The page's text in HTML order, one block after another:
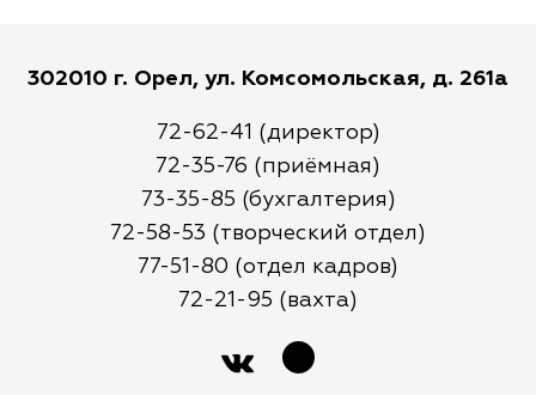
302010 г. Орел, ул. Комсомольская, д. 261а
72-62-41 (директор)
72-35-76 (приёмная)
73-35-85 (бухгалтерия)
72-58-53 (творческий отдел)
77-51-80 (отдел кадров)
72-21-95 (вахта)